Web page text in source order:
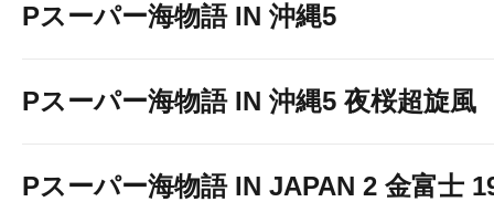
Pスーパー海物語 IN 沖縄5
Pスーパー海物語 IN 沖縄5 夜桜超旋風
Pスーパー海物語 IN JAPAN 2 金富士